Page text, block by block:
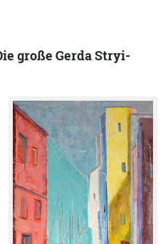
große Gerda Stryi-